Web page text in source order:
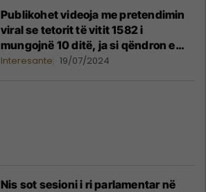
Publikohet videoja me pretendimin
viral se tetorit të vitit 1582 i
mungojnë 10 ditë, ja si qëndron e
vërteta
Interesante 19/07/2024
Nis sot sesioni i ri parlamentar në